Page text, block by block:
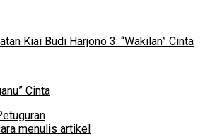
Kiai Budi Harjono 3: “Wakilan” Cinta
Cinta